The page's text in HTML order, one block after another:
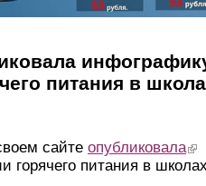
питания в
сайте опубликовала
горячего питания в